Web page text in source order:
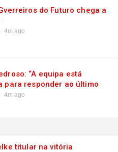
do Futuro chega a
4m ago
“A equipa está
para responder ao último
4m ago
titular na vitória